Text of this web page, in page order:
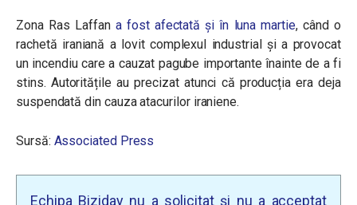
Zona Ras Laffan a fost afectată și în luna martie, când o
rachetă iraniană a lovit complexul industrial și a provocat
un incendiu care a cauzat pagube importante înainte de a fi
stins. Autoritățile au precizat atunci că producția era deja
suspendată din cauza atacurilor iraniene.
Sursă: Associated Press
Echipa Biziday nu a solicitat și nu a acceptat